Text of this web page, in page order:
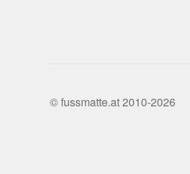
©fussmatte.at2010-2026